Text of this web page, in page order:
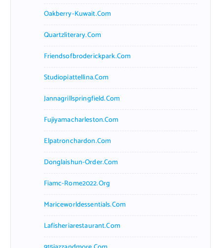
Oakberry-Kuwait.com
Quartzliterary.com
Friendsofbroderickpark.com
Studiopiattellina.com
Jannagrillspringfield.com
Fujiyamacharleston.com
Elpatronchardon.com
Donglaishun-Order.com
Fiamc-Rome2022.org
Mariceworldessentials.com
Lafisheriarestaurant.com